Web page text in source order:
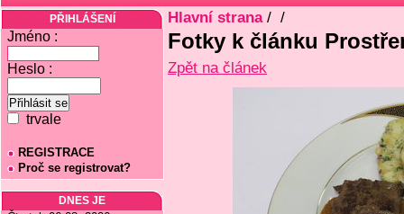
PŘIHLÁŠENÍ
Jméno :
Heslo :
trvale
REGISTRACE
Proč se registrovat?
DNES JE
Hlavní strana/ /
Fotky k článku
Zpět na článek